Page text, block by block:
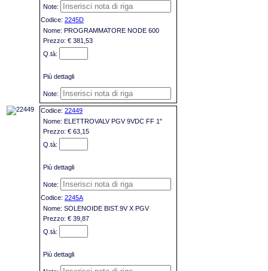
2245D
PROGRAMMATORE NODE 600
€ 381,53
Più dettagli
22449
ELETTROVALV PGV 9VDC FF 1"
€ 63,15
Più dettagli
2245A
SOLENOIDE BIST.9V X PGV
€ 39,87
Più dettagli